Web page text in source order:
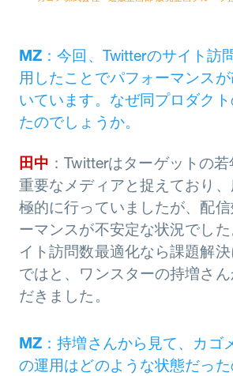
MZ ：今回、Twitterのサイト訪
用したことでパフォーマンス
いています。なぜ同プロダク
たのでしょうか。
田中 ：Twitterはターゲットの
重要なメディアと捉えており
極的に行っていましたが、配
ーマンスが不安定な状況でし
イト訪問数最適化なら課題解
ではと、ワンスターの持増さ
だきました。
MZ ：持増さんから見て、カゴ
の運用はどのような状態だった